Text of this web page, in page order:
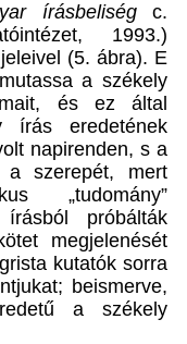
írásbeliségc.
1993.)
(5. ábra). E
a székely
és ez által
írás eredetének
napirenden, s a
szerepét, mert
„tudomány”
próbálták
megjelenését
kutatók sorra
beismerve,
a székely